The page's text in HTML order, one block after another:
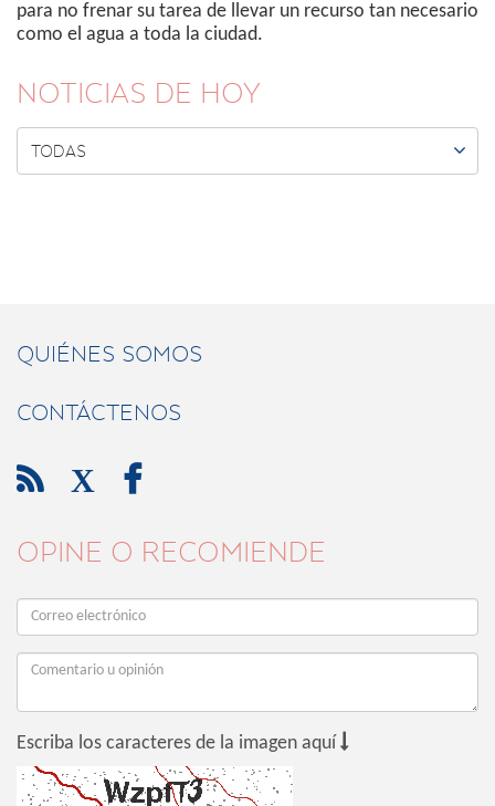
para no frenar su tarea de llevar un recurso tan necesario
como el agua a toda la ciudad.
NOTICIAS DE HOY
TODAS 
QUIÉNES SOMOS
CONTÁCTENOS
 X 
OPINE O RECOMIENDE
Escriba los caracteres de la imagen aquí 